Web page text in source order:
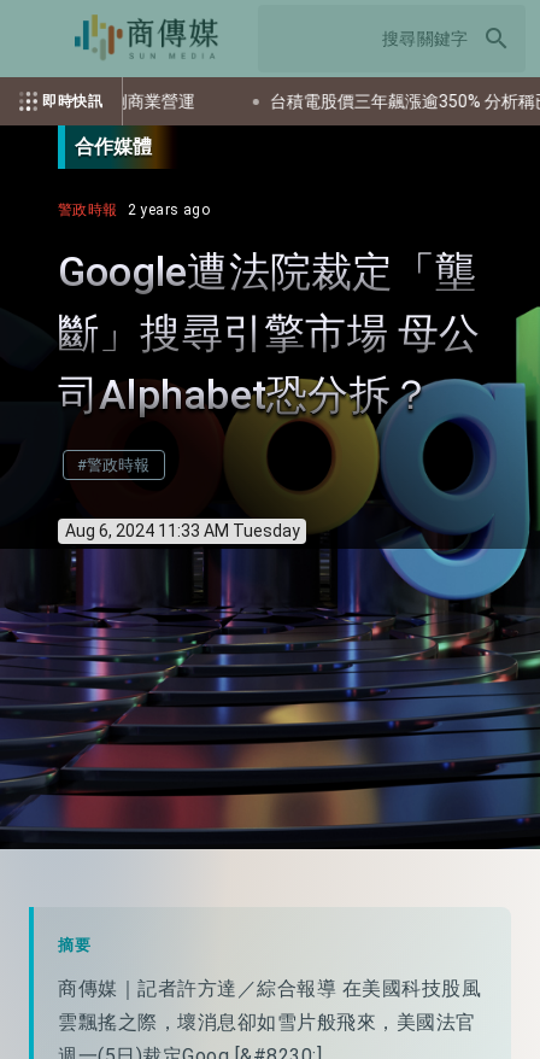
search
即時快訊
國首例商業營運 台積電股價三年飆漲逾350% 分析稱已充分
合作媒體
警政時報 2 years ago
Google遭法院裁定「壟
斷」搜尋引擎市場 母公
司Alphabet恐分拆？
#警政時報
Aug 6, 2024 11:33 AM Tuesday
摘要
商傳媒｜記者許方達／綜合報導 在美國科技股風
雲飄搖之際，壞消息卻如雪片般飛來，美國法官